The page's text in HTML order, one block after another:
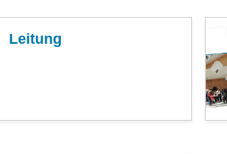
Leitung